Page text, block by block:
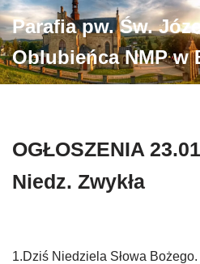
Przejdź
do
treści
Parafia pw. Św.
Oblubieńca NMP w
OGŁOSZENIA
Niedz. Zwykła
1.Dziś Niedziela Słowa Bożego.